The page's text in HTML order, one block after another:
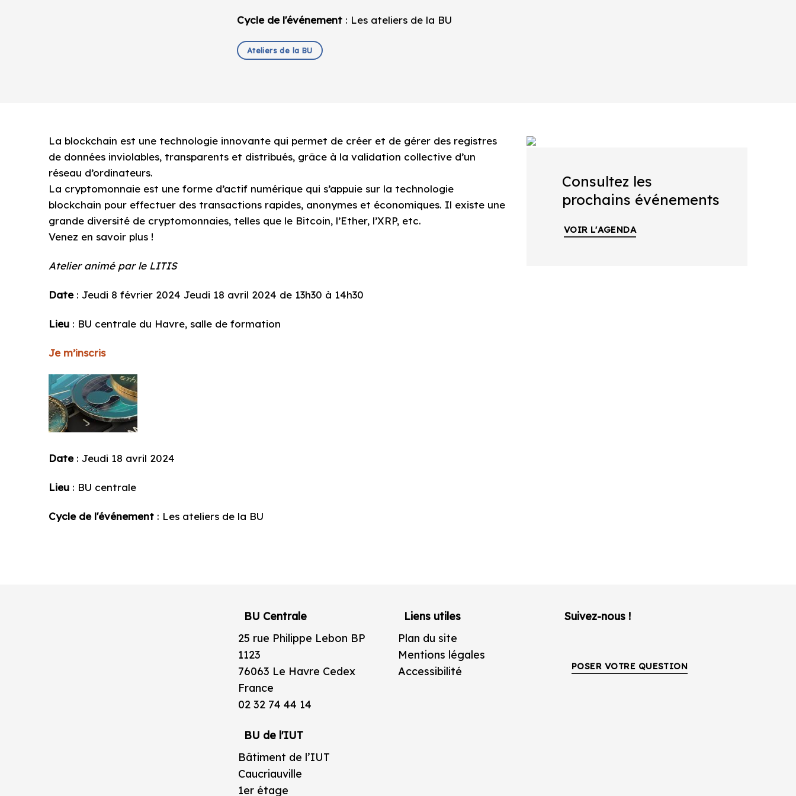
Cycle de l'événement: Les ateliers de la BU
Ateliers de la BU
La blockchain est une technologie innovante qui permet de créer et de gérer des registres
de données inviolables, transparents et distribués, grâce à la validation collective d’un
réseau d’ordinateurs.
La cryptomonnaie est une forme d’actif numérique qui s’appuie sur la technologie
blockchain pour effectuer des transactions rapides, anonymes et économiques. Il existe une
grande diversité de cryptomonnaies, telles que le Bitcoin, l’Ether, l’XRP, etc.
Venez en savoir plus !
Atelier animé par le LITIS
Date:Jeudi 8 février 2024 Jeudi 18 avril 2024 de 13h30 à 14h30
Lieu : BU centrale du Havre, salle de formation
Je m’inscris
Date: Jeudi 18 avril 2024
Lieu : BU centrale
Cycle de l'événement : Les ateliers de la BU
Consultez les
prochains événements
VOIR L'AGENDA
BU Centrale
25 rue Philippe Lebon BP
1123
76063 Le Havre Cedex
France
02 32 74 44 14
BU de l'IUT
Bâtiment de l’IUT
Caucriauville
1er étage
Liens utiles
Plan du site
Mentions légales
Accessibilité
Suivez-nous !
POSER VOTRE QUESTION